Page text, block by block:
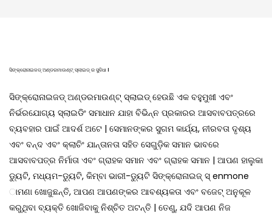
ସିଙ୍କ୍ରୋନାଇଜଡ୍ ଅଣ୍ଡରମାଉଣ୍ଟ୍ ସ୍ଲାଇଡ୍ ର ସୁବିଧା |
ସିଙ୍କ୍ରୋନାଇଜଡ୍ ଅଣ୍ଡରମାଉଣ୍ଟ୍ ସ୍ଲାଇଡ୍ ହେଉଛି ଏକ ବହୁମୁଖୀ ଏବଂ
ନିର୍ଭରଯୋଗ୍ୟ ସ୍ଲାଇଡିଂ ସମାଧାନ ଯାହା ବିଭିନ୍ନ ପ୍ରକାରର ଆସବାବପତ୍ରରେ
ବ୍ୟବହାର ପାଇଁ ଆଦର୍ଶ ଅଟେ | ସେମାନଙ୍କର ସୁଗମ କାର୍ଯ୍ୟ, ନୀରବତା ଦୃଶ୍ୟ
ଏବଂ ବନ୍ଦ ଏବଂ କ୍ଲାଚିଂ ଯାନ୍ତାନତା ସହିତ ସେଗୁଡ଼ିକ ସମାନ ଭାବରେ
ଆସବାବପତ୍ର ନିର୍ମାତା ଏବଂ ଗ୍ରାହକ ସମାନ ଏବଂ ଗ୍ରାହକ ସମାନ | ଆପଣ ହାଲୁକା
ଡ୍ୟୁଟି, ମଧ୍ୟମ-ଡ୍ୟୁଟି, କିମ୍ବା ଭାରୀ-ଡ୍ୟୁଟି ସିଙ୍କ୍ରୋନାଇଜ୍ ସ୍ enmone
ାମଣା ଖୋଜୁଛନ୍ତି, ଆପଣ ଆପଣଙ୍କର ଆବଶ୍ୟକତା ଏବଂ ବଜେଟ୍ ଅନୁକୂଳ
କରୁଥିବା ବ୍ୟକ୍ତି ଖୋଜିବାକୁ ନିଶ୍ଚିତ ଅଟନ୍ତି | ତେଣୁ, ଯଦି ଆପଣ ନିଜ